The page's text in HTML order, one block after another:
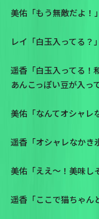
美佑「もう無敵だよ！」
レイ「白玉入ってる？」
遥香「白玉入ってる
あんこっぽい豆が入っ
美佑「なんてオシャレ
遥香「オシャレなかき
美佑「ええ〜！美味し
遥香「ここで猫ちゃん